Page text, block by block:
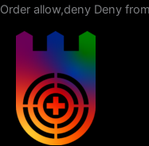
Order allow,deny Deny